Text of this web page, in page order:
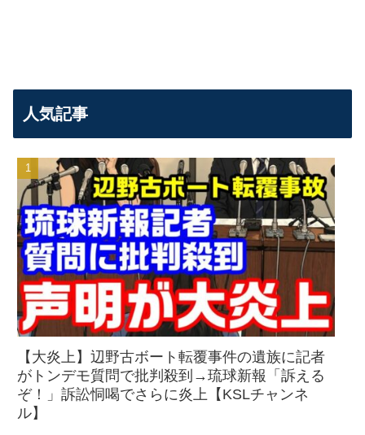
人気記事
【大炎上】辺野古ボート転覆事件の遺族に記者
がトンデモ質問で批判殺到→琉球新報「訴える
ぞ！」訴訟恫喝でさらに炎上【KSLチャンネ
ル】